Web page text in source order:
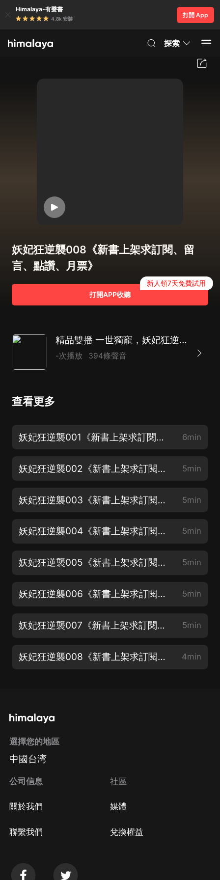
Himalaya-有聲書
4.8k 安裝
打開 App
探索
妖妃狂逆襲008《新書上架求訂閱、留
言、點讚、月票》
打開APP收聽
新人領7天免費試用
精品雙播 一世獨寵，妖妃狂逆襲 重生逆襲大爽文
-次播放 394條聲音
查看更多
妖妃狂逆襲001《新書上架求訂閱、留言、點讚、月票》 6min
妖妃狂逆襲002《新書上架求訂閱、留言、點讚、月票》 5min
妖妃狂逆襲003《新書上架求訂閱、留言、點讚、月票》 5min
妖妃狂逆襲004《新書上架求訂閱、留言、點讚、月票》 5min
妖妃狂逆襲005《新書上架求訂閱、留言、點讚、月票》 5min
妖妃狂逆襲006《新書上架求訂閱、留言、點讚、月票》 5min
妖妃狂逆襲007《新書上架求訂閱、留言、點讚、月票》 5min
妖妃狂逆襲008《新書上架求訂閱、留言、點讚、月票》 4min
選擇您的地區
中國台湾
公司信息
關於我們
聯繫我們
社區
媒體
兌換權益